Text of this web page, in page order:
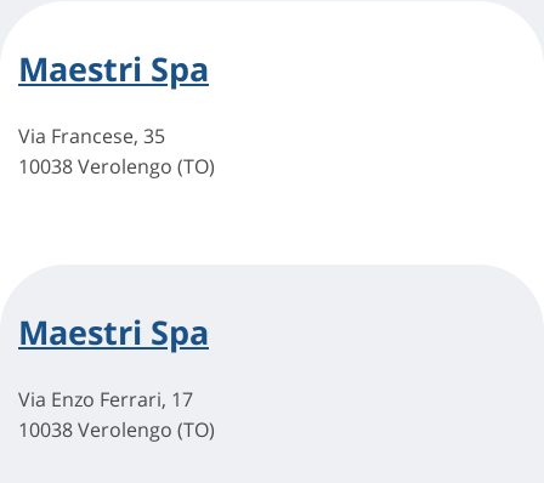
Maestri Spa
Via Francese, 35
10038 Verolengo (TO)
Maestri Spa
Via Enzo Ferrari, 17
10038 Verolengo (TO)